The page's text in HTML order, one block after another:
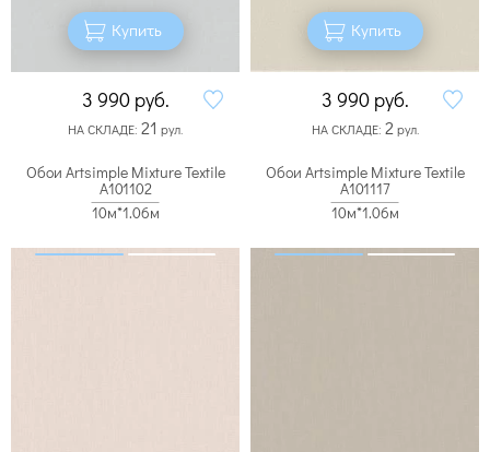
Купить
3 990 руб.
НА СКЛАДЕ: 21 рул.
Купить
3 990 руб.
НА СКЛАДЕ: 2рул.
Обои Artsimple Mixture Textile
A101102
10м*1.06м
Обои Artsimple Mixture Textile
A101117
10м*1.06м